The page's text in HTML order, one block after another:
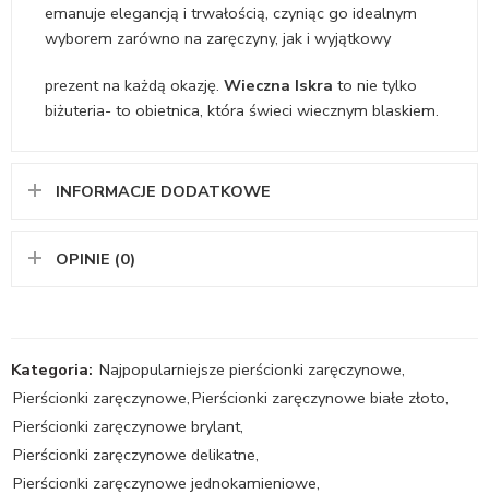
emanuje elegancją i trwałością, czyniąc go idealnym
wyborem zarówno na zaręczyny, jak i wyjątkowy
prezent na każdą okazję. Wieczna Iskra to nie tylko
biżuteria- to obietnica, która świeci wiecznym blaskiem.
INFORMACJE DODATKOWE
OPINIE (0)
Kategoria: Najpopularniejsze pierścionki zaręczynowe,
Pierścionki zaręczynowe,Pierścionki zaręczynowe białe złoto,
Pierścionki zaręczynowe brylant,
Pierścionki zaręczynowe delikatne,
Pierścionki zaręczynowe jednokamieniowe,